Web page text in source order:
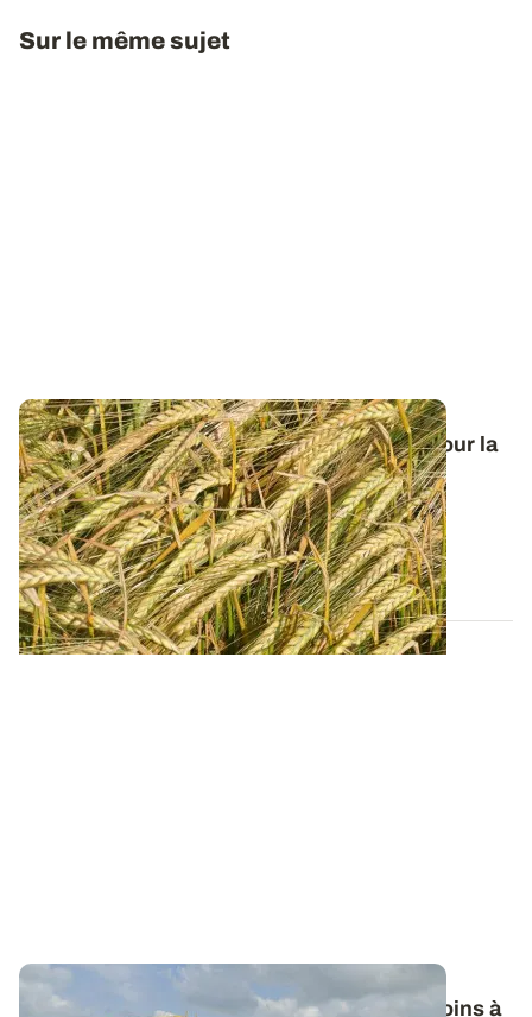
Sur le même sujet
Orge de printemps : nos préconisations pour la
campagne 2026
Retrouvez tous les résultats d’essais de la dernière
campagne et nos préconisations pour...
13 FÉVR. 2026
Fertilisation azotée des céréales : les besoins à